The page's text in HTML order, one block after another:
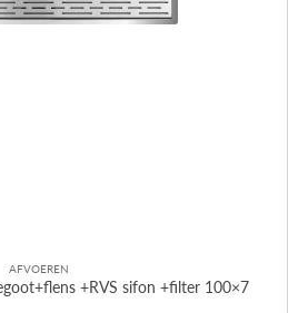
AFVOEREN
+RVS sifon +filter 100×7